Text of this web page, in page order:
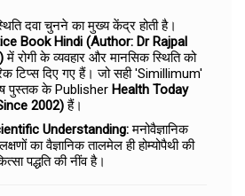
दवा चुनने का मुख्य केंद्र होती है।
Book Hindi (Author: Dr Rajpal
में रोगी के व्यवहार और मानसिक स्थिति को
टिप्स दिए गए हैं। जो सही 'Simillimum'
पुस्तक के Publisher Health Today
2002)हैं।
Understanding:मनोवैज्ञानिक
का वैज्ञानिक तालमेल ही होम्योपैथी की
पद्धति की नींव है।